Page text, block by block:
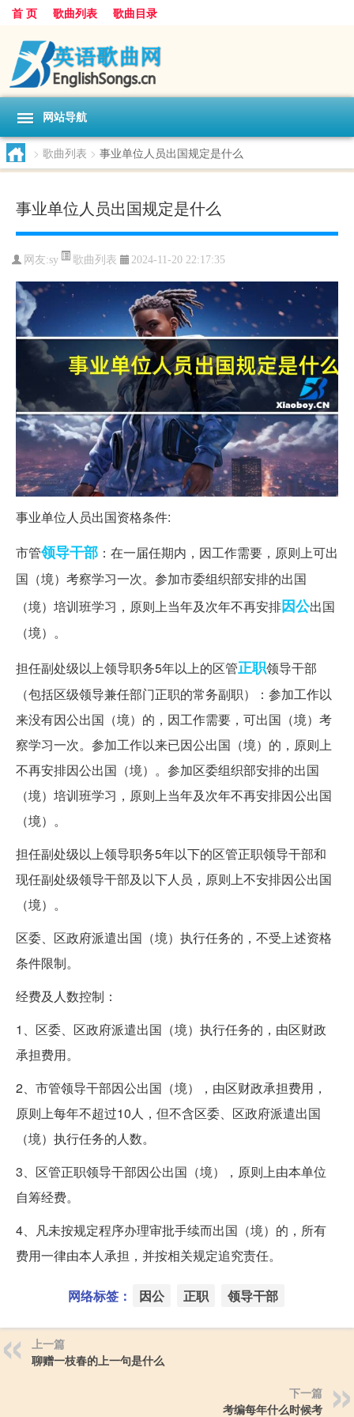
首 页 歌曲列表 歌曲目录
网站导航
> 歌曲列表 > 事业单位人员出国规定是什么
事业单位人员出国规定是什么
网友:sy 歌曲列表 2024-11-20 22:17:35
事业单位人员出国资格条件:
市管领导干部 ：在一届任期内，因工作需要，原则上可出
国（境）考察学习一次。参加市委组织部安排的出国
（境）培训班学习，原则上当年及次年不再安排因公出国
（境）。
担任副处级以上领导职务5年以上的区管正职领导干部
（包括区级领导兼任部门正职的常务副职）：参加工作以
来没有因公出国（境）的，因工作需要，可出国（境）考
察学习一次。参加工作以来已因公出国（境）的，原则上
不再安排因公出国（境）。参加区委组织部安排的出国
（境）培训班学习，原则上当年及次年不再安排因公出国
（境）。
担任副处级以上领导职务5年以下的区管正职领导干部和
现任副处级领导干部及以下人员，原则上不安排因公出国
（境）。
区委、区政府派遣出国（境）执行任务的，不受上述资格
条件限制。
经费及人数控制：
1、区委、区政府派遣出国（境）执行任务的，由区财政
承担费用。
2、市管领导干部因公出国（境），由区财政承担费用，
原则上每年不超过10人，但不含区委、区政府派遣出国
（境）执行任务的人数。
3、区管正职领导干部因公出国（境），原则上由本单位
自筹经费。
4、凡未按规定程序办理审批手续而出国（境）的，所有
费用一律由本人承担，并按相关规定追究责任。
网络标签： 因公 正职 领导干部
上一篇
聊赠一枝春的上一句是什么
下一篇
考编每年什么时候考